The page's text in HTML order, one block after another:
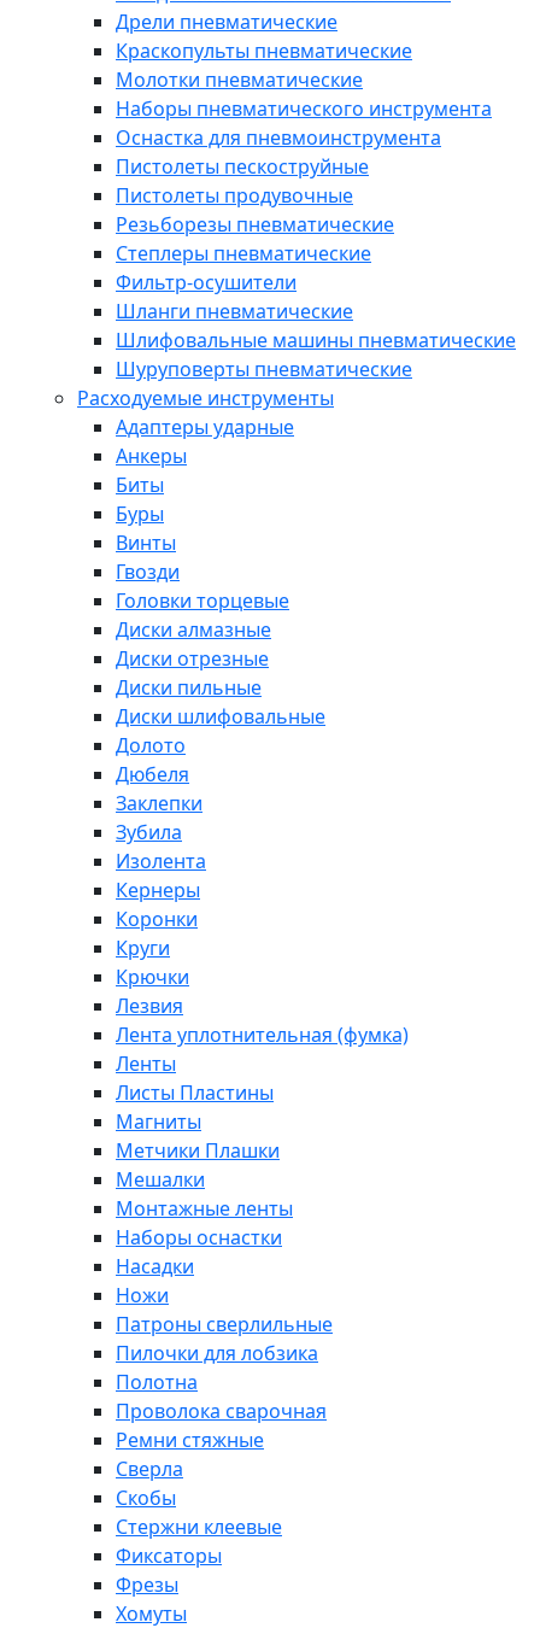
Дрели пневматические
Краскопульты пневматические
Молотки пневматические
Наборы пневматического инструмента
Оснастка для пневмоинструмента
Пистолеты пескоструйные
Пистолеты продувочные
Резьборезы пневматические
Степлеры пневматические
Фильтр-осушители
Шланги пневматические
Шлифовальные машины пневматические
Шуруповерты пневматические
Расходуемые инструменты
Адаптеры ударные
Анкеры
Биты
Буры
Винты
Гвозди
Головки торцевые
Диски алмазные
Диски отрезные
Диски пильные
Диски шлифовальные
Долото
Дюбеля
Заклепки
Зубила
Изолента
Кернеры
Коронки
Круги
Крючки
Лезвия
Лента уплотнительная (фумка)
Ленты
Листы Пластины
Магниты
Метчики Плашки
Мешалки
Монтажные ленты
Наборы оснастки
Насадки
Ножи
Патроны сверлильные
Пилочки для лобзика
Полотна
Проволока сварочная
Ремни стяжные
Сверла
Скобы
Стержни клеевые
Фиксаторы
Фрезы
Хомуты